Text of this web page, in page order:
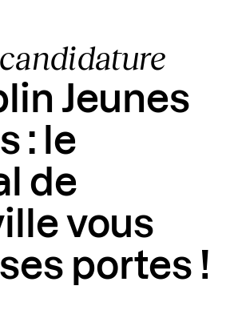
Jeunes
: le
de
vous
portes !